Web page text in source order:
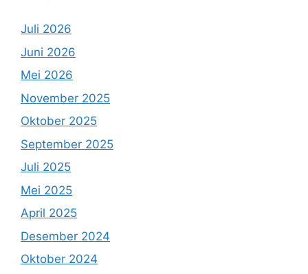
Juli 2026
Juni 2026
Mei 2026
November 2025
Oktober 2025
September 2025
Juli 2025
Mei 2025
April 2025
Desember 2024
Oktober 2024